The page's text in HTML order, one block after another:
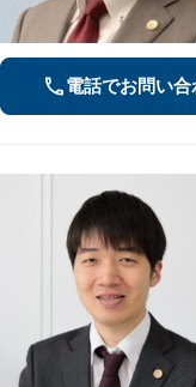
電話でお問い合